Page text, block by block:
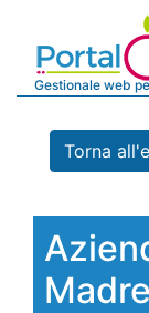
Gestionale web
Torna
Madre